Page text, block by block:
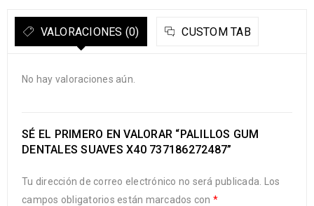
VALORACIONES (0) CUSTOM TAB
No hay valoraciones aún.
SÉ EL PRIMERO EN VALORAR “PALILLOS GUM
DENTALES SUAVES X40 737186272487”
Tu dirección de correo electrónico no será publicada.
Los
campos obligatorios están marcados con *